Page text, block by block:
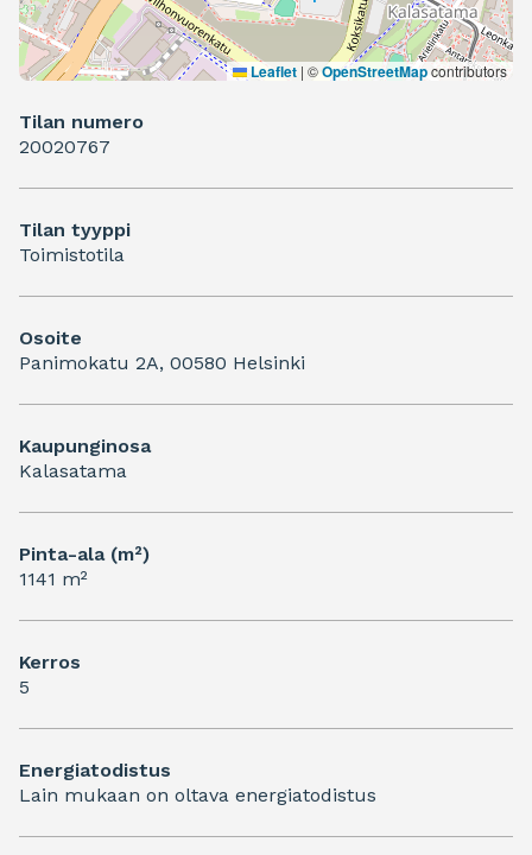
Leaflet | ©OpenStreetMapcontributors
Tilan numero
20020767
Tilan tyyppi
Toimistotila
Osoite
Panimokatu 2A, 00580 Helsinki
Kaupunginosa
Kalasatama
Pinta-ala (m²)
1141 m²
Kerros
5
Energiatodistus
Lain mukaan on oltava energiatodistus